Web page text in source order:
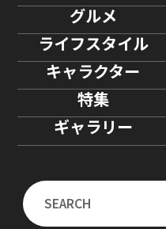
グルメ
ライフスタイル
キャラクター
特集
ギャラリー